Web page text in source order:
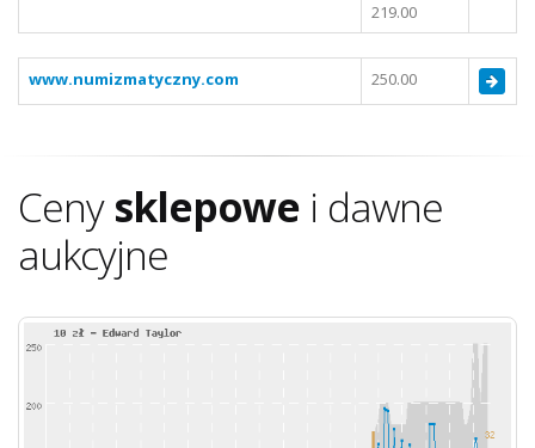
219.00
www.numizmatyczny.com 250.00
Cenysklepowe i dawne
aukcyjne